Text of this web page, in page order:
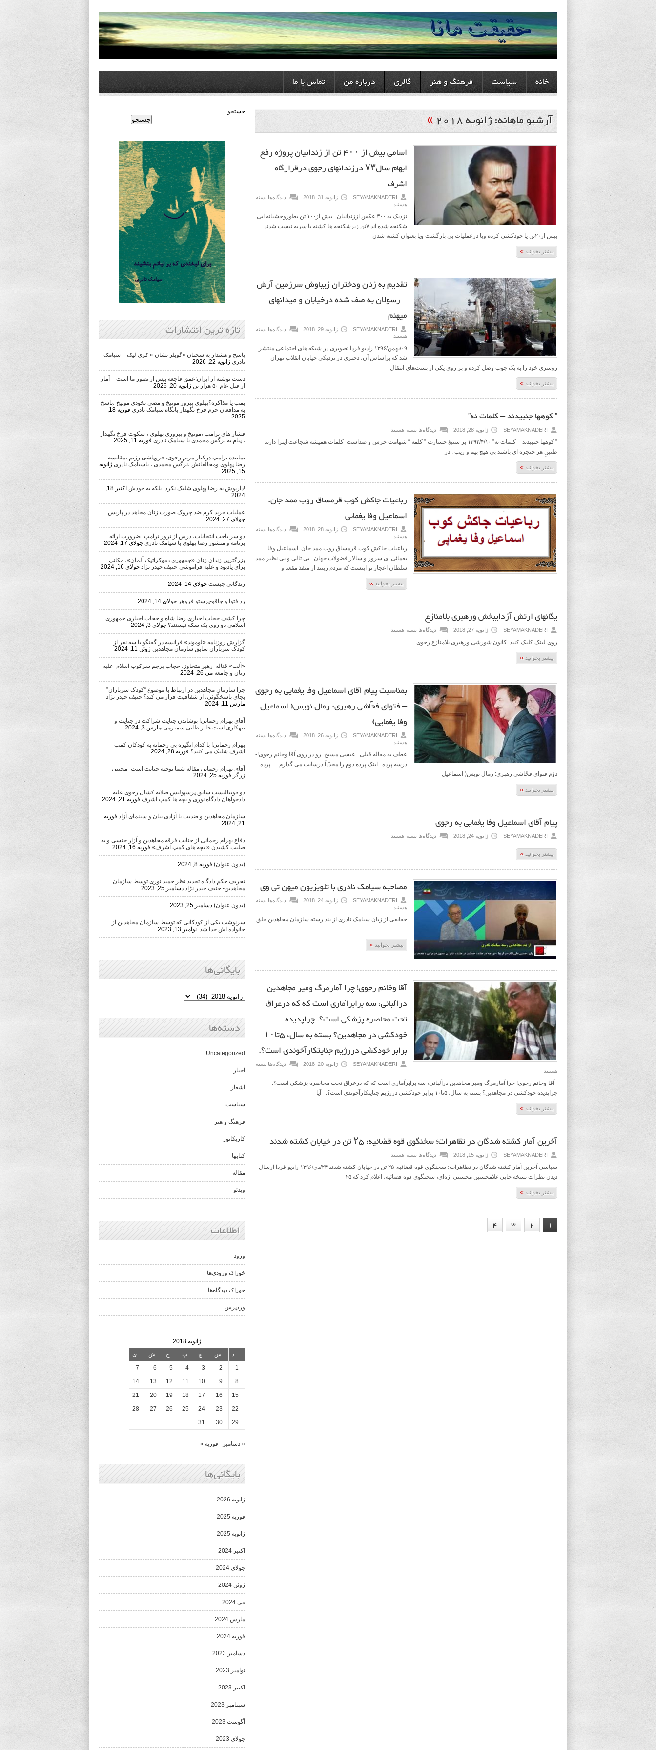
خانه سیاست فرهنگ و هنر گالری درباره من تماس با ما
آرشیو ماهانه:ژانویه 2018 »
اسامی بیش از ۴۰۰ تن از زندانیان پروژه رفع
ابهام سال۷۳ درزندانهای رجوی درقرارگاه
اشرف
SEYAMAKNADERI ژانویه 31, 2018 دیدگاه‌ها بسته
هستند
نزدیک به ۳۰۰ عکس اززندانیان بیش از۱۰۰ تن بطوروحشیانه ایی
شکنجه شده اند ۷تن زیرشکنجه ها کشته یا سربه نیست شدند
بیش از۲۰تن یا خودکشی کرده ویا درعملیات بی بازگشت ویا بعنوان کشته شدن
بیشتر بخوانید»
تقدیم به زنان ودختران زیباوش سرزمین آرش
– رسولان به صف شده درخیابان و میدانهای
میهنم
SEYAMAKNADERI ژانویه 29, 2018 دیدگاه‌ها بسته
هستند
۰۹/بهمن/۱۳۹۶ رادیو فردا تصویری در شبکه های اجتماعی منتشر
شد که براساس آن، دختری در نزدیکی خیابان انقلاب تهران
روسری خود را به یک چوب وصل کرده و بر روی یکی از پست‌های انتقال
بیشتر بخوانید»
” کوهها جنبیدند – کلمات نه”
SEYAMAKNADERI ژانویه 28, 2018 دیدگاه‌ها بسته هستند
” کوهها جنبیدند – کلمات نه” ۱۳۹۲/۴/۱۰ بر ستیغ جسارت ” کلمه “ شهامت جرس و صداست کلمات همیشه شجاعت اینرا دارند
طنینِ هر حنجره ای باشند بی هیچ بیم و ریب . در
بیشتر بخوانید»
رباعیات جاکش کوب قرمساق روب ممد جان.
اسماعیل وفا یغمائی
SEYAMAKNADERI ژانویه 28, 2018 دیدگاه‌ها بسته
هستند
رباعیات جاکش کوب قرمساق روب ممد جان. اسماعیل وفا
یغمائی ای سرور و سالار فضولات جهان بی تالی و بی نظیر ممد
سلطان اعجاز تو اینست که مردم رینند از منفذ مقعد و
بیشتر بخوانید»
یگانهای ارتش آزدایبخش ورهبری بلامنازع
SEYAMAKNADERI ژانویه 27, 2018 دیدگاه‌ها بسته هستند
روی لینک کلیک کنید: کانون شورشی ورهبری بلامنازع رجوی
بیشتر بخوانید»
بمناسبت پیام آقای اسماعیل وفا یغمایی به رجوی
– فتوای فحّاشی رهبری: رمال نویس( اسماعیل
وفا یغمایی)
SEYAMAKNADERI ژانویه 26, 2018 دیدگاه‌ها بسته
هستند
عطف به مقاله قبلی : عیسی مسیح رو در روی آقا وخانم رجوی!-
درسه پرده اینک پرده دوم را مجدّداً درسایت می گذارم: پرده
دوّم فتوای فحّاشی رهبری: رمال نویس( اسماعیل
بیشتر بخوانید»
پیام آقای اسماعیل وفا یغمایی به رجوی
SEYAMAKNADERI ژانویه 24, 2018 دیدگاه‌ها بسته هستند
بیشتر بخوانید»
مصاحبه سیامک نادری با تلویزیون میهن تی وی
SEYAMAKNADERI ژانویه 24, 2018 دیدگاه‌ها بسته
هستند
حقایقی از زبان سیامک نادری از بند رسته سازمان مجاهدین خلق
بیشتر بخوانید»
آقا وخانم رجوی! چرا آمارمرگ ومیر مجاهدین
درآلبانی، سه برابرآماری است که که درعراق
تحت محاصره پزشکی است؟. چراپدیده
خودکشی در مجاهدین؟ بسته به سال، ۵تا۱۰
برابر خودکشی دررژیم جنایتکارآخوندی است؟.
SEYAMAKNADERI ژانویه 20, 2018 دیدگاه‌ها بسته
هستند
آقا وخانم رجوی! چرا آمارمرگ ومیر مجاهدین درآلبانی، سه برابرآماری است که که درعراق تحت محاصره پزشکی است؟.
چراپدیده خودکشی در مجاهدین؟ بسته به سال، ۵تا۱۰ برابر خودکشی دررژیم جنایتکارآخوندی است؟. آیا
بیشتر بخوانید»
آخرین آمار کشته شدگان در تظاهرات؛ سخنگوی قوه قضائیه: ۲۵ تن در خیابان کشته شدند
SEYAMAKNADERI ژانویه 15, 2018 دیدگاه‌ها بسته هستند
سياسی آخرین آمار کشته شدگان در تظاهرات؛ سخنگوی قوه قضائیه: ۲۵ تن در خیابان کشته شدند ۲۴/دی/۱۳۹۶ رادیو فردا ارسال
دیدن نظرات نسخه چاپی غلامحسین محسنی اژه‌ای، سخنگوی قوه قضائیه، اعلام کرد که ۲۵
بیشتر بخوانید»
1
2
3
4
جستجو
جستجو
تازه ترین انتشارات
پاسخ و هشدار به سخنان «گوبلز نشان » کری لیک – سیامک
نادری ژانویه 22, 2026
دست نوشته از ایران:عمق فاجعه بیش از تصور ما است – آمار
از قتل عام ۵۰ هزار تن
ژانویه 20, 2026
بمب یا مذاکره؟پهلوی پیروز مونیخ و مصی نخودی مونیخ ،پاسخ
به مدافعان حرم فرخ نگهدار بانگاه سیامک نادری
فوریه 18,
2025
فشار های ترامپ ،مونیخ و پیروزی پهلوی ، سکوت فرخ نگهدار
، پیام به نرگس محمدی با سیامک نادری فوریه 11, 2025
نماینده ترامپ درکنار مریم رجوی، فروپاشی رژیم ،مقایسه
رضا پهلوی ومخالفانش ،نرگس محمدی ، باسیامک نادری ژانویه
15, 2025
!داریوش به رضا پهلوی شلیک نکرد، بلکه به خودش
اکتبر 18,
2024
عملیات خرید کرم ضد چروک صورت زنان مجاهد در پاریس
جولای 27, 2024
دو سر باخت انتخابات، درس از ترور ترامپ، ضرورت ارائه
برنامه و منشور رضا پهلوی با سیامک نادری جولای 17, 2024
بزرگترین زندان زنان «جمهوری دموکراتیک آلمان»، مکانی
برای یادبود و علیه فراموشی-حنیف حیدر نژاد جولای 16, 2024
زندگانی چیست جولای 14, 2024
رد فتوا و چاقو-پرستو فروهر جولای 14, 2024
چرا کشف حجاب اجباری رضا شاه و حجاب اجباری جمهوری
اسلامی دو روی یک سکه نیستند؟ جولای 3, 2024
گزارش روزنامه «لوموند» فرانسه در گفتگو با سه نفر از
کودک سربازان سابق سازمان مجاهدین ژوئن 11, 2024
«آلت» قتاله رهبر متجاوز، حجاب پرچم سرکوب اسلام علیه
زنان و جامعه می 26, 2024
چرا سازمان مجاهدین در ارتباط با موضوع “کودک سربازان”
بجای پاسخگوئی، از شفافیت فرار می کند؟ حنیف حیدر نژاد
مارس 11, 2024
آقای بهرام رحمانی! پوشاندن جنایت شراکت در جنایت و
تبهکاری است جابر طایی سمیرمی مارس 3, 2024
بهرام رحمانی! با کدام انگیزه بی رحمانه به کودکان کمپ
اشرف شلیک می کنید؟ فوریه 28, 2024
آقای بهرام رحمانی مقاله شما توجیه جنایت است- مجتبی
زرگر فوریه 25, 2024
دو فوتبالیست سابق پرسپولیس صلابه کشان رجوی علیه
دادخواهان دادگاه نوری و بچه ها کمپ اشرف فوریه 21, 2024
سازمان مجاهدین و ضدیت با آزادی بیان و سینمای آزاد فوریه
21, 2024
دفاع بهرام رحمانی از جنایت فرقه مجاهدین و آزار جنسی و به
صلیب کشیدن « بچه های کمپ اشرف» فوریه 16, 2024
(بدون عنوان) فوریه 8, 2024
تحریف حکم دادگاه تجدید نظر حمید نوری توسط سازمان
مجاهدین- حنیف حیدر نژاد دسامبر 25, 2023
(بدون عنوان) دسامبر 25, 2023
سرنوشت یکی از کودکانی که توسط سازمان مجاهدین از
خانواده اش جدا شد. نوامبر 13, 2023
بایگانی‌ها
دسته‌ها
Uncategorized
اخبار
اشعار
سیاست
فرهنگ و هنر
کاریکاتور
کتابها
مقاله
ویدئو
اطلاعات
ورود
خوراک ورودی‌ها
خوراک دیدگاه‌ها
وردپرس
ژانویه 2018
د
س چ پ ج ش
ی
1
2
3
4
5
6
7
8
9
10
11
12
13
14
15
16
17
18
19
20
21
22
23
24
25
26
27
28
29
30
31
« دسامبر فوریه »
بایگانی‌ها
ژانویه 2026
فوریه 2025
ژانویه 2025
اکتبر 2024
جولای 2024
ژوئن 2024
می 2024
مارس 2024
فوریه 2024
دسامبر 2023
نوامبر 2023
اکتبر 2023
سپتامبر 2023
آگوست 2023
جولای 2023